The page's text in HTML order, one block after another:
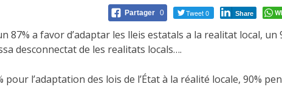
Partager 0 Tweet 0 Share
a favor d’adaptar les lleis estatals a la realitat local, un
desconnectat de les realitats locals….
l’adaptation des lois de l’État à la réalité locale, 90%